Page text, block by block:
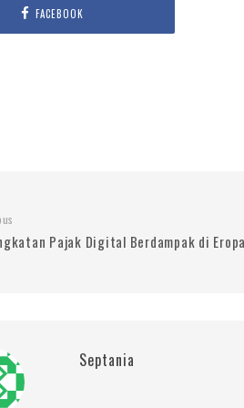
FACEBOOK
Pajak Digital Berdampak di Eropa
Septania